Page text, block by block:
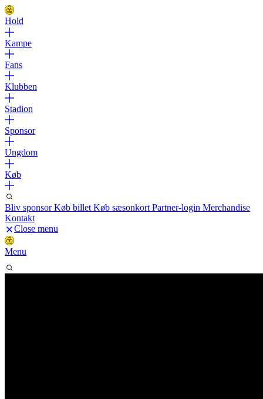
Hold
Kampe
Fans
Klubben
Stadion
Sponsor
Ungdom
Køb
Bliv sponsorKøb billet Køb sæsonkort Partner-login Merchandise
Kontakt
Close menu
Menu